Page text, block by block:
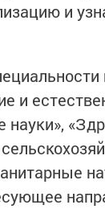
и
и
науки»,